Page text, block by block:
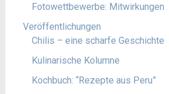
Fotowettbewerbe: Mitwirkungen
Veröffentlichungen
Chilis – eine scharfe Geschichte
Kulinarische Kolumne
Kochbuch: “Rezepte aus Peru”